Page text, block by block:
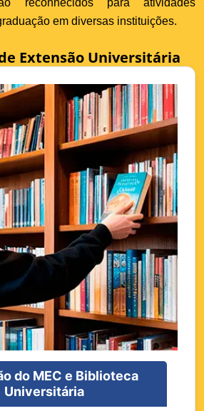
reconhecidos para atividades
em diversas instituições.
Extensão Universitária
do MEC e Biblioteca
Universitária